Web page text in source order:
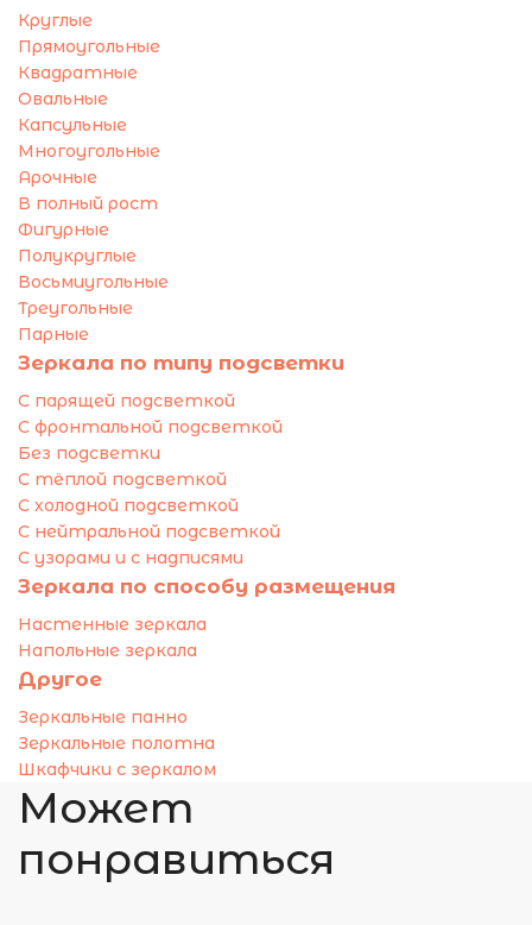
Круглые
Прямоугольные
Квадратные
Овальные
Капсульные
Многоугольные
Арочные
В полный рост
Фигурные
Полукруглые
Восьмиугольные
Треугольные
Парные
Зеркала по типу подсветки
С парящей подсветкой
С фронтальной подсветкой
Без подсветки
С тёплой подсветкой
С холодной подсветкой
С нейтральной подсветкой
С узорами и с надписями
Зеркала по способу размещения
Настенные зеркала
Напольные зеркала
Другое
Зеркальные панно
Зеркальные полотна
Шкафчики с зеркалом
Может
понравиться